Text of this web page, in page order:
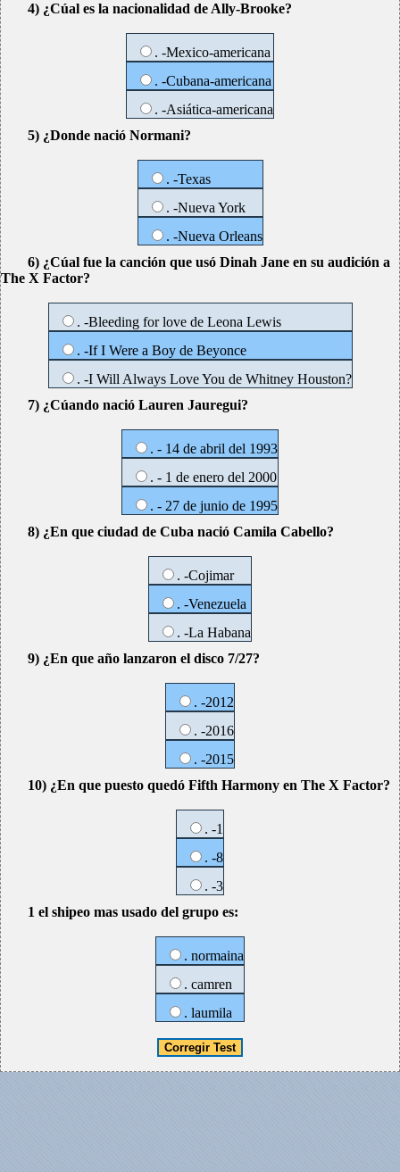
4) ¿Cúal es la nacionalidad de Ally-Brooke?
. -Mexico-americana
. -Cubana-americana
. -Asiática-americana
5) ¿Donde nació Normani?
. -Texas
. -Nueva York
. -Nueva Orleans
6) ¿Cúal fue la canción que usó Dinah Jane en su audición a
The X Factor?
. -Bleeding for love de Leona Lewis
. -If I Were a Boy de Beyonce
. -I Will Always Love You de Whitney Houston?
7) ¿Cúando nació Lauren Jauregui?
. - 14 de abril del 1993
. - 1 de enero del 2000
. - 27 de junio de 1995
8) ¿En que ciudad de Cuba nació Camila Cabello?
. -Cojimar
. -Venezuela
. -La Habana
9) ¿En que año lanzaron el disco 7/27?
. -2012
. -2016
. -2015
10) ¿En que puesto quedó Fifth Harmony en The X Factor?
. -1
. -8
. -3
1 el shipeo mas usado del grupo es:
. normaina
. camren
. laumila